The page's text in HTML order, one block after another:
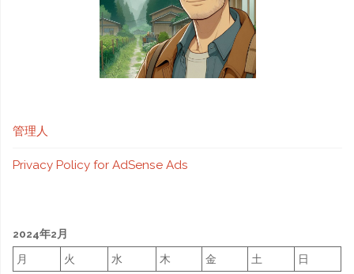
管理人
Privacy Policy for AdSense Ads
2024年2月
月 火 水 木 金 土
日